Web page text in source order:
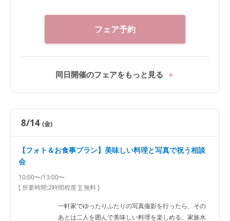
フェア予約
同日開催のフェアをもっと見る
8/14 (金)
【フォト＆お食事プラン】美味しい料理と写真で祝う相談
会
10:00〜/13:00〜
[ 所要時間:2時間程度][ 無料 ]
一軒家でゆったりふたりの写真撮影を行ったら、その
あとは二人を囲んで美味しい料理を楽しめる。家族水